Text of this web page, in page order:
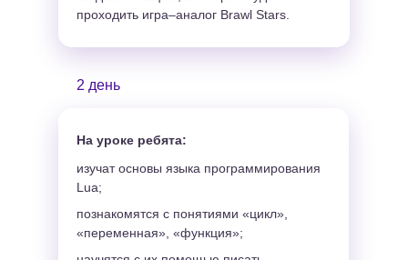
На уроке ребята:
2 день
изучат основы языка программирования
Lua;
познакомятся с понятиями «цикл»,
«переменная», «функция»;
проходить игра–аналог Brawl Stars.